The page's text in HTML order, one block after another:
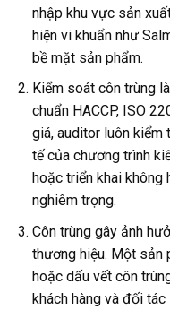
nhập khu vực sản
hiện vi khuẩn như
bề mặt sản phẩm.
Kiểm soát côn trùng
chuẩn HACCP, ISO
giá, auditor luôn kiểm
tế của chương trình
hoặc triển khai
nghiêm trọng.
Côn trùng gây ảnh
thương hiệu. Một sản
hoặc dấu vết côn
khách hàng và đối tác